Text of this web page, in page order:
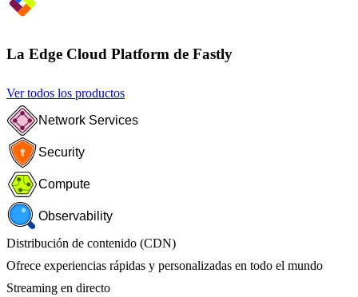
La Edge Cloud Platform de Fastly
Ver todos los productos
Network Services
Security
Compute
Observability
Distribución de contenido (CDN)
Ofrece experiencias rápidas y personalizadas en todo el mundo
Streaming en directo